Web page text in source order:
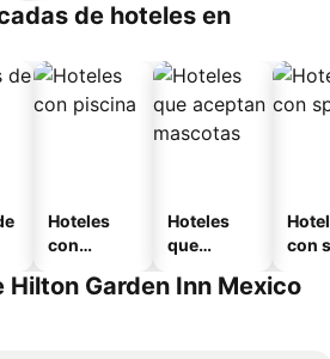
de hoteles en
Hoteles
con
Hoteles
que
mascotas
con
Garden Inn Mexico